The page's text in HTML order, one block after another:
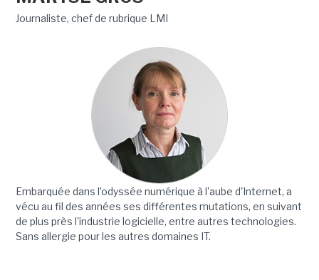
Journaliste, chef de rubrique LMI
Embarquée dans l’odyssée numérique à l'aube d'Internet, a
vécu au fil des années ses différentes mutations, en suivant
de plus près l'industrie logicielle, entre autres technologies.
Sans allergie pour les autres domaines IT.